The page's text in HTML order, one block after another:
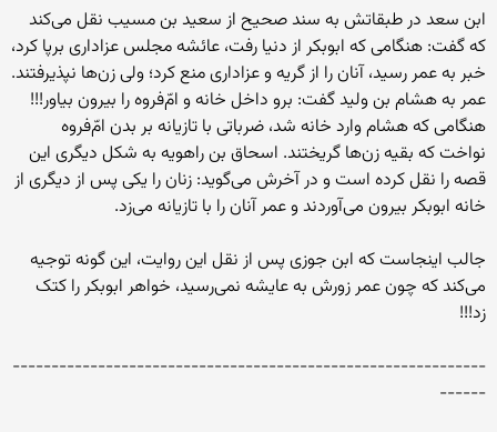
ابن سعد در طبقاتش به سند صحیح از سعید بن مسیب نقل مى‌کند
که گفت: هنگامى که ابوبکر از دنیا رفت، عائشه مجلس عزادارى برپا کرد،
خبر به عمر رسید، آنان را از گریه و عزادارى منع کرد؛ ولى زن‌ها نپذیرفتند.
عمر به هشام بن ولید گفت: برو داخل خانه و امّ‌فروه را بیرون بیاور!!!
هنگامى که هشام وارد خانه شد، ضرباتى با تازیانه بر بدن امّ‌فروه
نواخت که بقیه زن‌ها گریختند. اسحاق بن راهویه به شکل دیگرى این
قصه را نقل کرده است و در آخرش مى‌گوید: زنان را یکى پس از دیگرى از
خانه ابوبکر بیرون مى‌آوردند و عمر آنان را با تازیانه مى‌زد.
جالب اینجاست که ابن جوزى پس از نقل این روایت، این گونه توجیه
مى‌کند که چون عمر زورش به عایشه نمى‌رسید، خواهر ابوبکر را کتک
زد!!!
-------------------------------------------------------------
------